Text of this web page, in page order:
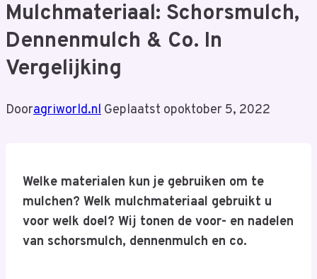
Mulchmateriaal: Schorsmulch,
Dennenmulch & Co. In
Vergelijking
Dooragriworld.nl Geplaatst opoktober 5, 2022
Welke materialen kun je gebruiken om te
mulchen? Welk mulchmateriaal gebruikt u
voor welk doel? Wij tonen de voor- en nadelen
van schorsmulch, dennenmulch en co.